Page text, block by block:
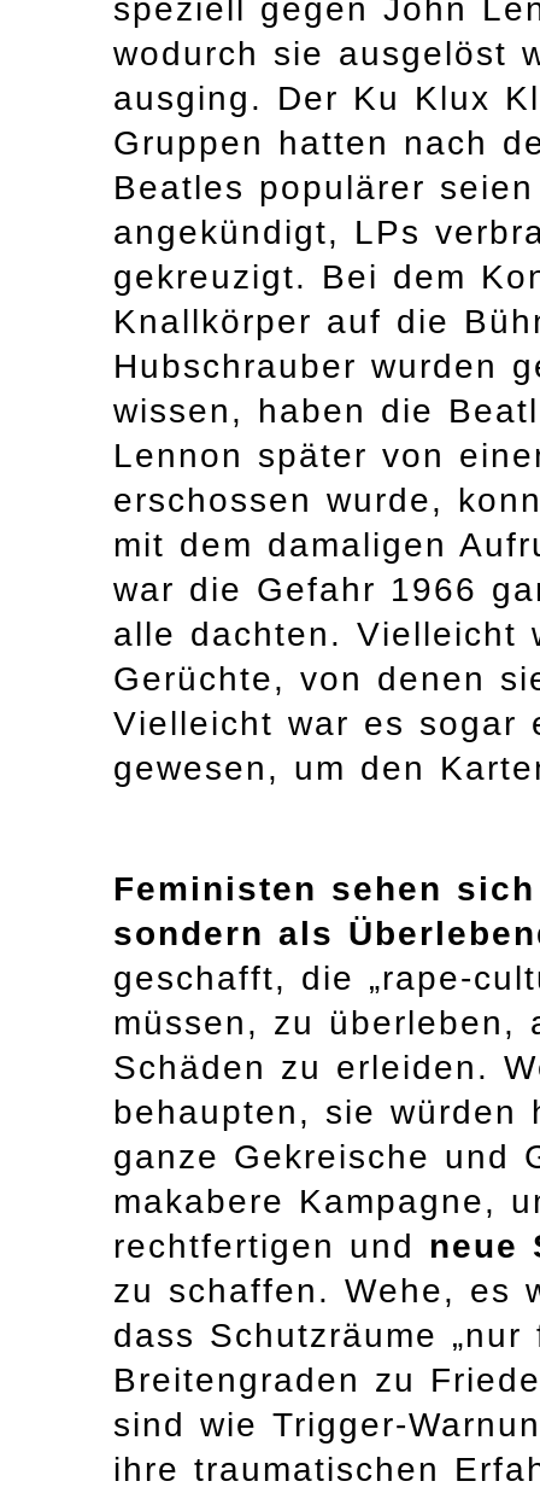
speziell gegen John
wodurch sie ausgelöst
ausging. Der Ku Klux
Gruppen hatten nach
Beatles populärer
angekündigt, LPs
gekreuzigt. Bei dem
Knallkörper auf die
Hubschrauber wurden
wissen, haben die
Lennon später von
erschossen wurde,
mit dem damaligen
war die Gefahr 1966
alle dachten. Vielleicht
Gerüchte, von denen
Vielleicht war es sogar
gewesen, um den
Feministen sehen
sondern als
geschafft, die „rape-
müssen, zu überleben,
Schäden zu erleiden.
behaupten, sie würden
ganze Gekreische und
makabere Kampagne,
rechtfertigen und neue
zu schaffen. Wehe, es
dass Schutzräume
Breitengraden zu
sind wie Trigger-
ihre traumatischen